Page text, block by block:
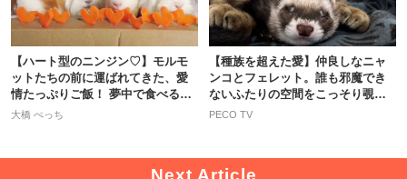
【ハート型のニンジン♡】モルモ
ットたちの前に運ばれてきた、愛
情たっぷりご飯！ 夢中で食べる姿
が…♡
大橋 ぺっち
【種族を超えた愛】仲良しなニャ
ンコとフェレット。誰も邪魔でき
ないふたりの空間をこっそり覗き
見…！
PECO TV